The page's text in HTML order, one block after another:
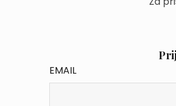
EMAIL